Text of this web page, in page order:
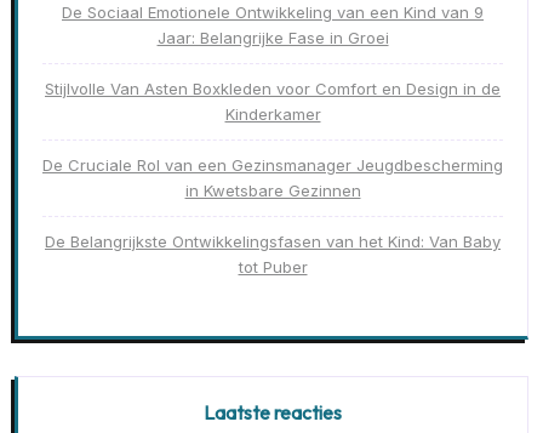
De Sociaal Emotionele Ontwikkeling van een Kind van 9
Jaar: Belangrijke Fase in Groei
Stijlvolle Van Asten Boxkleden voor Comfort en Design in de
Kinderkamer
De Cruciale Rol van een Gezinsmanager Jeugdbescherming
in Kwetsbare Gezinnen
De Belangrijkste Ontwikkelingsfasen van het Kind: Van Baby
tot Puber
Laatste reacties